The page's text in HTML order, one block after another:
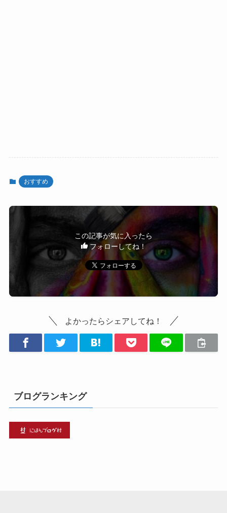
おすすめ
この記事が気に入ったら
フォローしてね！
よかったらシェアしてね！
ブログランキング